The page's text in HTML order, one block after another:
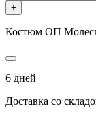
+
Костюм ОП
6 дней
Доставка со